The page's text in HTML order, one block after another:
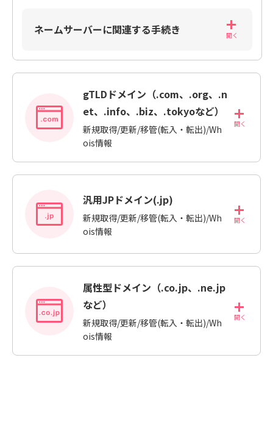
ネームサーバーに関連する手続き
gTLDドメイン（.com、.org、.n
et、.info、.biz、.tokyoなど）
新規取得/更新/移管(転入・転出)/Wh
ois情報
汎用JPドメイン(.jp)
新規取得/更新/移管(転入・転出)/Wh
ois情報
属性型ドメイン（.co.jp、.ne.jp
など）
新規取得/更新/移管(転入・転出)/Wh
ois情報